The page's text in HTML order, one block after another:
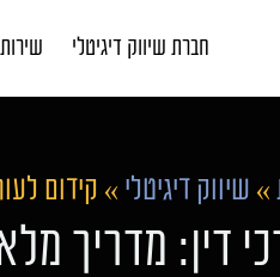
חברת שיווק דיגיטלי
» שיווק דיגיטלי » קידום
דין: מדריך